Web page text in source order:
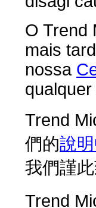
O Trend
mais
nossa
Trend
們的說
我們謹此
Trend